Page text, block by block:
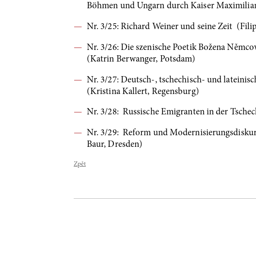
Böhmen und Ungarn durch Kaiser
Nr. 3/25: Richard Weiner und seine Zeit
Nr. 3/26: Die szenische Poetik Božena
(Katrin Berwanger, Potsdam)
Nr. 3/27: Deutsch-, tschechisch- und
(Kristina Kallert, Regensburg)
Nr. 3/28: Russische Emigranten in der
Nr. 3/29: Reform und
Baur, Dresden)
Zpět